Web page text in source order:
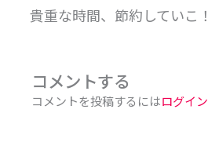
貴重な時間、節約していこ！
コメントする
コメントを投稿するにはログイン